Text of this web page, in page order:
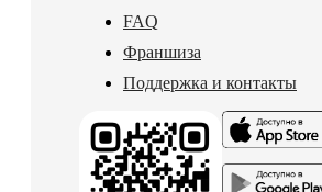
FAQ
Франшиза
Поддержка и контакты